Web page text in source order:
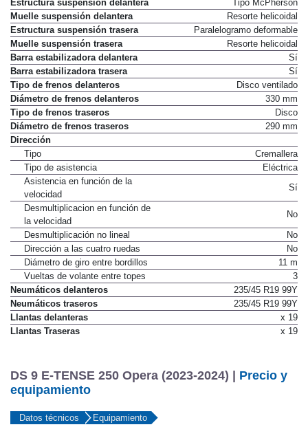
Estructura suspensión delantera
Tipo McPherson
Muelle suspensión delantera
Resorte helicoidal
Estructura suspensión trasera
Paralelogramo deformable
Muelle suspensión trasera
Resorte helicoidal
Barra estabilizadora delantera
Sí
Barra estabilizadora trasera
Sí
Tipo de frenos delanteros
Disco ventilado
Diámetro de frenos delanteros
330 mm
Tipo de frenos traseros
Disco
Diámetro de frenos traseros
290 mm
Dirección
Tipo
Cremallera
Tipo de asistencia
Eléctrica
Asistencia en función de la
velocidad
Sí
Desmultiplicacion en función de
la velocidad
No
Desmultiplicación no lineal
No
Dirección a las cuatro ruedas
No
Diámetro de giro entre bordillos
11 m
Vueltas de volante entre topes
3
Neumáticos delanteros
235/45 R19 99Y
Neumáticos traseros
235/45 R19 99Y
Llantas delanteras
x 19
Llantas Traseras
x 19
DS 9 E-TENSE 250 Opera (2023-2024) | Precio y
equipamiento
Datos técnicos Equipamiento